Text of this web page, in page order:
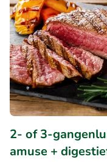
2- of 3-
amuse +